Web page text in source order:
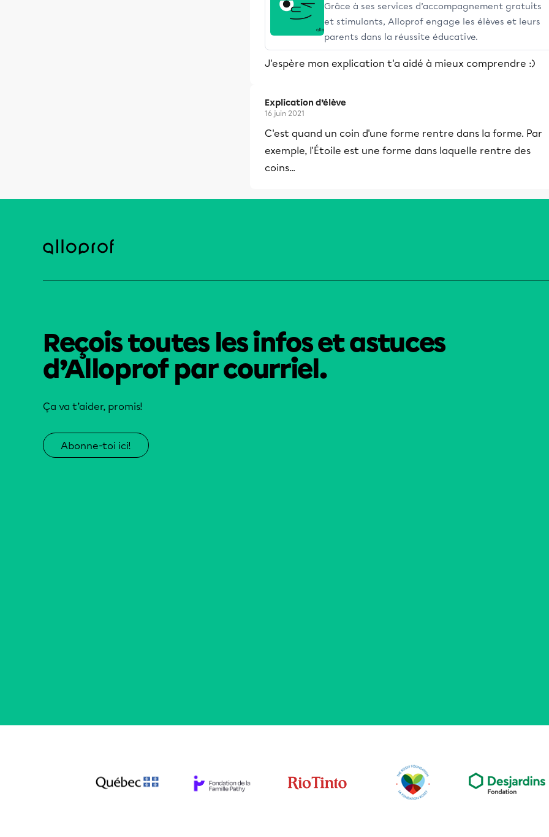
Grâce à ses services d’accompagnement gratuits
et stimulants, Alloprof engage les élèves et leurs
parents dans la réussite éducative.
J'espère mon explication t'a aidé à mieux comprendre :)
Explication d’élève
16 juin 2021
C'est quand un coin d'une forme rentre dans la forme. Par
exemple, l'Étoile est une forme dans laquelle rentre des
coins...
Reçois toutes les infos et astuces
d’Alloprof par courriel.
Ça va t’aider, promis!
Abonne-toi ici!